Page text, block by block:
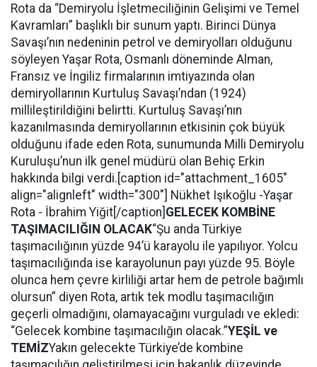
Rota da “Demiryolu İşletmeciliğinin Gelişimi ve Temel
Kavramları” başlıklı bir sunum yaptı. Birinci Dünya
Savaşı’nın nedeninin petrol ve demiryolları olduğunu
söyleyen Yaşar Rota, Osmanlı döneminde Alman,
Fransız ve İngiliz firmalarının imtiyazında olan
demiryollarının Kurtuluş Savaşı’ndan (1924)
millileştirildiğini belirtti. Kurtuluş Savaşı’nın
kazanılmasında demiryollarının etkisinin çok büyük
olduğunu ifade eden Rota, sunumunda Milli Demiryolu
Kuruluşu’nun ilk genel müdürü olan Behiç Erkin
hakkında bilgi verdi.[caption id="attachment_1605"
align="alignleft" width="300"] Nükhet Işıkoğlu -Yaşar
Rota - İbrahim Yiğit[/caption] GELECEK KOMBİNE
TAŞIMACILIĞIN OLACAK“Şu anda Türkiye
taşımacılığının yüzde 94’ü karayolu ile yapılıyor. Yolcu
taşımacılığında ise karayolunun payı yüzde 95. Böyle
olunca hem çevre kirliliği artar hem de petrole bağımlı
olursun” diyen Rota, artık tek modlu taşımacılığın
geçerli olmadığını, olamayacağını vurguladı ve ekledi:
“Gelecek kombine taşımacılığın olacak.”YEŞİL ve
TEMİZYakın gelecekte Türkiye’de kombine